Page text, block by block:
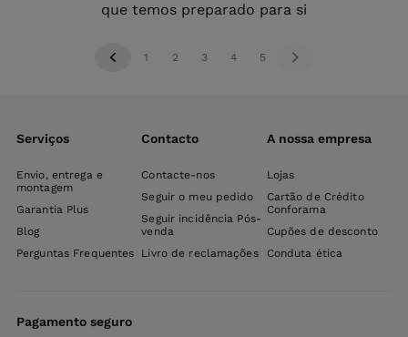
que temos preparado para si
1 2 3 4 5
Serviços
Envio, entrega e
montagem
Garantia Plus
Blog
Perguntas Frequentes
Contacto
Contacte-nos
Seguir o meu pedido
Seguir incidência Pós-
venda
Livro de reclamações
A nossa empresa
Lojas
Cartão de Crédito
Conforama
Cupões de desconto
Conduta ética
Pagamento seguro